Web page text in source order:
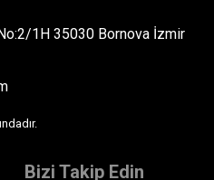
1H 35030 Bornova İzmir
Bizi Takip Edin